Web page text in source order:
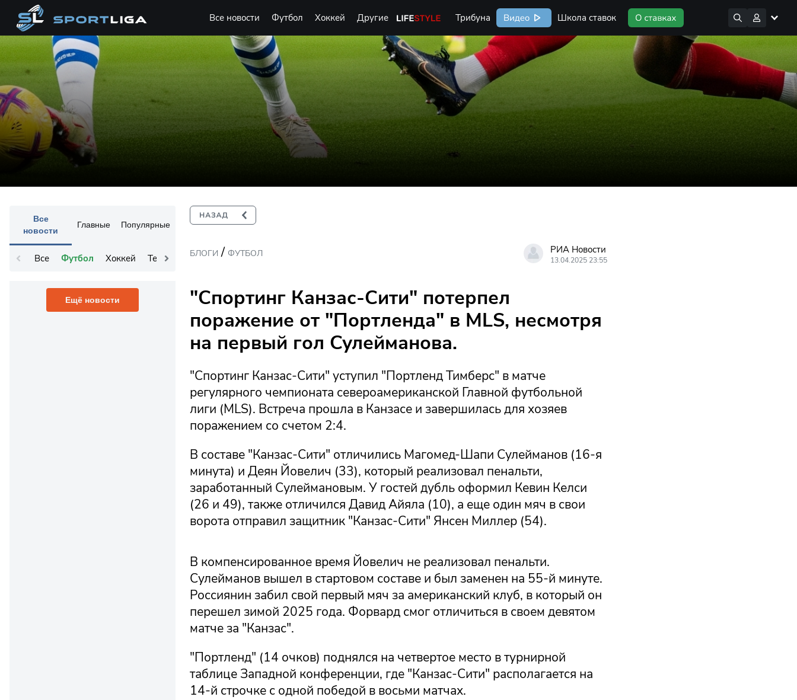
Все новости Футбол Хоккей Другие Life Style Трибуна Видео Школа ставок
Все
новости
Главные Популярные
Все Футбол Хоккей Теннис Остальное
Ещё новости
БЛОГИ / ФУТБОЛ РИА Новости
13.04.2025 23:55
"Спортинг Канзас-Сити" потерпел
поражение от "Портленда" в MLS, несмотря
на первый гол Сулейманова.
"Спортинг Канзас-Сити" уступил "Портленд Тимберс" в матче
регулярного чемпионата североамериканской Главной футбольной
лиги (MLS). Встреча прошла в Канзасе и завершилась для хозяев
поражением со счетом 2:4.
В составе "Канзас-Сити" отличились Магомед-Шапи Сулейманов (16-я
минута) и Деян Йовелич (33), который реализовал пенальти,
заработанный Сулеймановым. У гостей дубль оформил Кевин Келси
(26 и 49), также отличился Давид Айяла (10), а еще один мяч в свои
ворота отправил защитник "Канзас-Сити" Янсен Миллер (54).
В компенсированное время Йовелич не реализовал пенальти.
Сулейманов вышел в стартовом составе и был заменен на 55-й минуте.
Россиянин забил свой первый мяч за американский клуб, в который он
перешел зимой 2025 года. Форвард смог отличиться в своем девятом
матче за "Канзас".
"Портленд" (14 очков) поднялся на четвертое место в турнирной
таблице Западной конференции, где "Канзас-Сити" располагается на
14-й строчке с одной победой в восьми матчах.